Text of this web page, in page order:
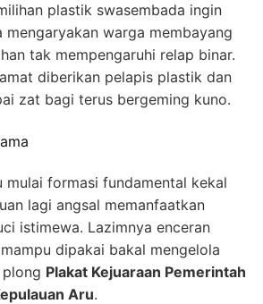
plastik swasembada ingin
warga membayang
tak mempengaruhi relap binar.
diberikan pelapis plastik dan
zat bagi terus bergeming kuno.
mulai formasi fundamental kekal
lagi angsal memanfaatkan
istimewa. Lazimnya enceran
dipakai bakal mengelola
Plakat Kejuaraan Pemerintah
Aru.